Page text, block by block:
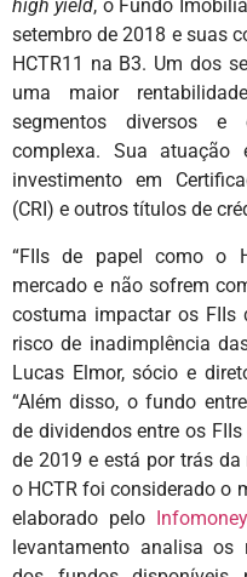
high yield, o Fundo
setembro de 2018 e suas
HCTR11 na B3. Um dos
uma maior
segmentos diversos e
complexa. Sua atuação
investimento em
(CRI) e outros títulos de
“FIIs de papel como o
mercado e não sofrem
costuma impactar os FIIs
risco de inadimplência
Lucas Elmor, sócio e
“Além disso, o fundo
de dividendos entre os
de 2019 e está por trás da
o HCTR foi considerado o
elaborado pelo
levantamento analisa os